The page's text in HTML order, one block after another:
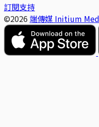
訂閱支持
©2026 端傳媒 Initium